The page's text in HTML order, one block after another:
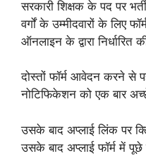
सरकारी शिक्षक के पद पर
वर्गों के उम्मीदवारों के लिए
ऑनलाइन के द्वारा निर्धारित
दोस्तों फॉर्म आवेदन करने से
नोटिफिकेशन को एक बार
उसके बाद अप्लाई लिंक पर
उसके बाद अप्लाई फॉर्म में